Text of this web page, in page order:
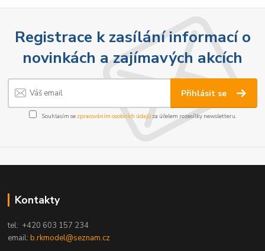
Registrace k zasílání informací o
novinkách a zajímavých akcích
Přihlásit se
Souhlasím se zpracováním osobních údajůza účelem rozesílky newsletteru.
Kontakty
tel: +420 603 157 234
email:b.rkmodel@seznam.cz